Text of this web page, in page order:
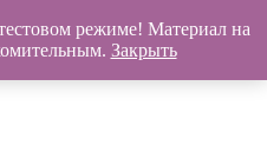
режиме! Материал на
Закрыть